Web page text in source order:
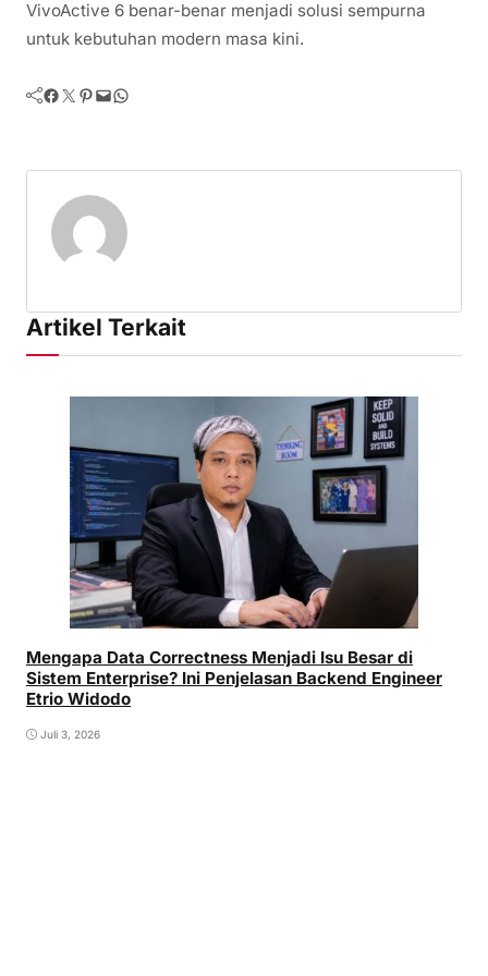
VivoActive 6 benar-benar menjadi solusi sempurna
untuk kebutuhan modern masa kini.
Facebook Twitter Pinterest Mail WhatsApp
Artikel Terkait
Mengapa Data Correctness Menjadi Isu Besar di
Sistem Enterprise? Ini Penjelasan Backend Engineer
Etrio Widodo
Juli 3, 2026